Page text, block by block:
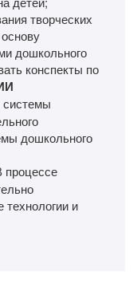
творческих
дошкольного
конспекты по
дошкольного
процессе
и